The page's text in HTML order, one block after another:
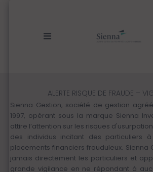
ALERTE RISQUE DE FRAUDE –
Sienna Gestion, société de gestion
1997, opérant sous la marque Sienna
attire l’attention sur les risques
des individus incitant des particuliers
placements financiers frauduleux. Sienna
jamais directement les particuliers et
grande vigilance en ne répondant à